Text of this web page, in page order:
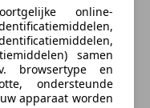
voor
aan
online-
samen
browsertype en
ondersteunde
apparaat worden